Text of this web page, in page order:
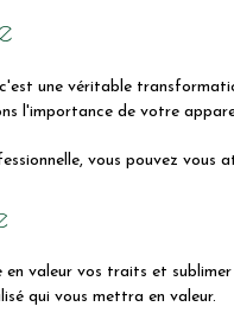
une véritable
l'importance de votre
vous pouvez vous
valeur vos traits et
qui vous mettra en valeur.